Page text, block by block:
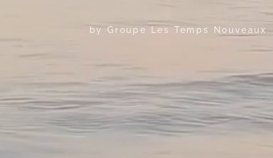
by Groupe Les Temps Nouveaux